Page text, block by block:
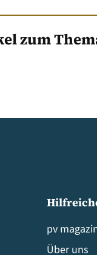
zum
pv
Über uns